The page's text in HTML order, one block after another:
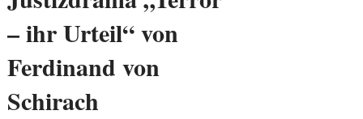
– ihr Urteil“ von
Ferdinand von
Schirach